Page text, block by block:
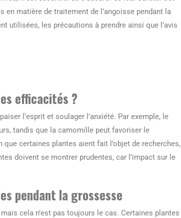
matière de traitement de l’angoisse pendant la
utilisées, les précautions à prendre ainsi que l’avis
efficacités ?
l’esprit et soulager l’anxiété. Par exemple, le
tandis que la camomille peut favoriser le
certaines plantes aient fait l’objet de recherches,
doivent se montrer prudentes, car l’impact sur le
pendant la grossesse
cela n’est pas toujours le cas. Certaines plantes